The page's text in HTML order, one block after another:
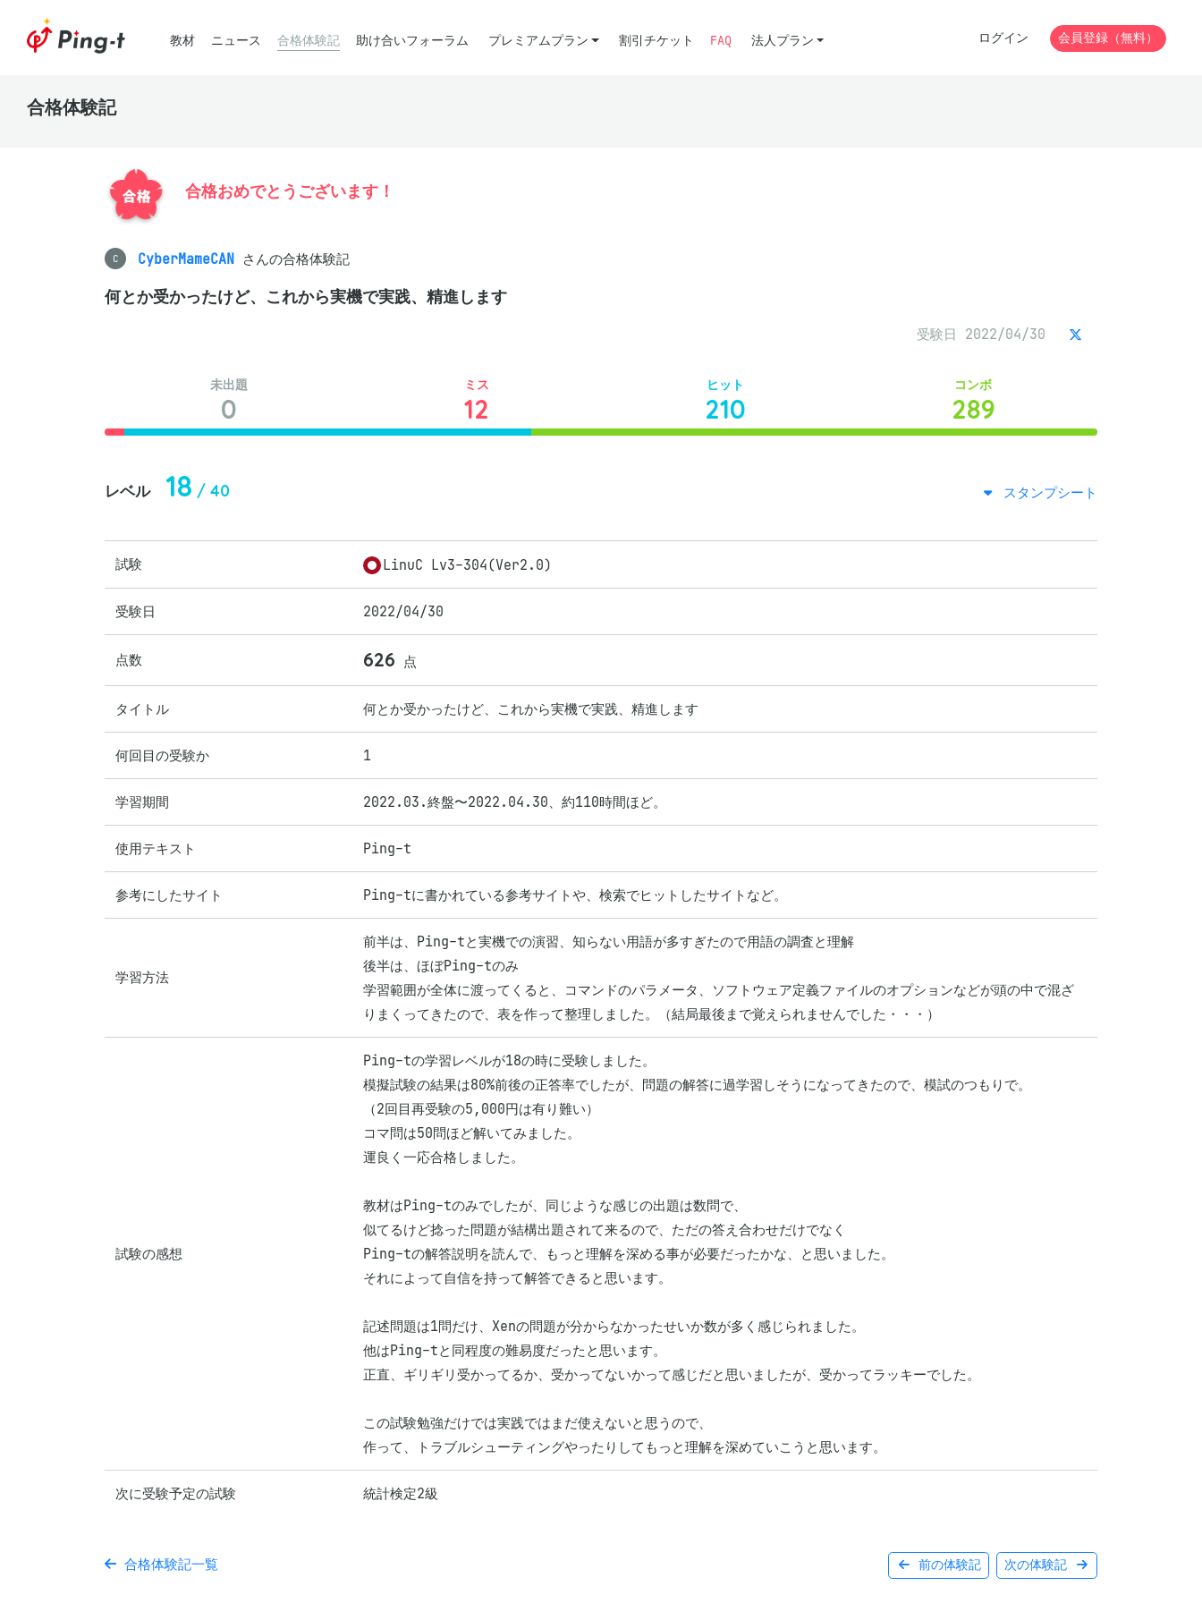
教材 ニュース 合格体験記 助け合いフォーラム プレミアムプラン 割引チケット FAQ 法人プラン ログイン 会員登録（無料）
合格体験記
合格おめでとうございます！
C CyberMameCAN さんの合格体験記
何とか受かったけど、これから実機で実践、精進します
受験日 2022/04/30
未出題
0
ミス
12
ヒット
210
コンボ
289
レベル 18 / 40 スタンプシート
試験 LinuC Lv3-304(Ver2.0)
受験日 2022/04/30
点数 626 点
タイトル 何とか受かったけど、これから実機で実践、精進します
何回目の受験か 1
学習期間 2022.03.終盤〜2022.04.30、約110時間ほど。
使用テキスト Ping-t
参考にしたサイト Ping-tに書かれている参考サイトや、検索でヒットしたサイトなど。
学習方法
前半は、Ping-tと実機での演習、知らない用語が多すぎたので用語の調査と理解
後半は、ほぼPing-tのみ
学習範囲が全体に渡ってくると、コマンドのパラメータ、ソフトウェア定義ファイルのオプションなどが頭の中で混ざ
りまくってきたので、表を作って整理しました。（結局最後まで覚えられませんでした・・・）
試験の感想
Ping-tの学習レベルが18の時に受験しました。
模擬試験の結果は80%前後の正答率でしたが、問題の解答に過学習しそうになってきたので、模試のつもりで。
（2回目再受験の5,000円は有り難い）
コマ問は50問ほど解いてみました。
運良く一応合格しました。
教材はPing-tのみでしたが、同じような感じの出題は数問で、
似てるけど捻った問題が結構出題されて来るので、ただの答え合わせだけでなく
Ping-tの解答説明を読んで、もっと理解を深める事が必要だったかな、と思いました。
それによって自信を持って解答できると思います。
記述問題は1問だけ、Xenの問題が分からなかったせいか数が多く感じられました。
他はPing-tと同程度の難易度だったと思います。
正直、ギリギリ受かってるか、受かってないかって感じだと思いましたが、受かってラッキーでした。
この試験勉強だけでは実践ではまだ使えないと思うので、
作って、トラブルシューティングやったりしてもっと理解を深めていこうと思います。
次に受験予定の試験 統計検定2級
前の体験記 次の体験記
合格体験記一覧